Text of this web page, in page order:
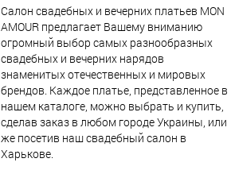
Салон свадебных и вечерних платьев MON
AMOUR предлагает Вашему вниманию
огромный выбор самых разнообразных
свадебных и вечерних нарядов
знаменитых отечественных и мировых
брендов. Каждое платье, представленное в
нашем каталоге, можно выбрать и купить,
сделав заказ в любом городе Украины, или
же посетив наш свадебный салон в
Харькове.